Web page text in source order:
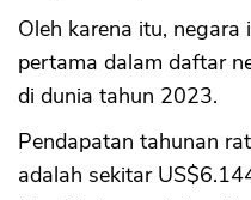
Oleh karena itu,
pertama dalam daftar
di dunia tahun 2023.
Pendapatan tahunan
adalah sekitar